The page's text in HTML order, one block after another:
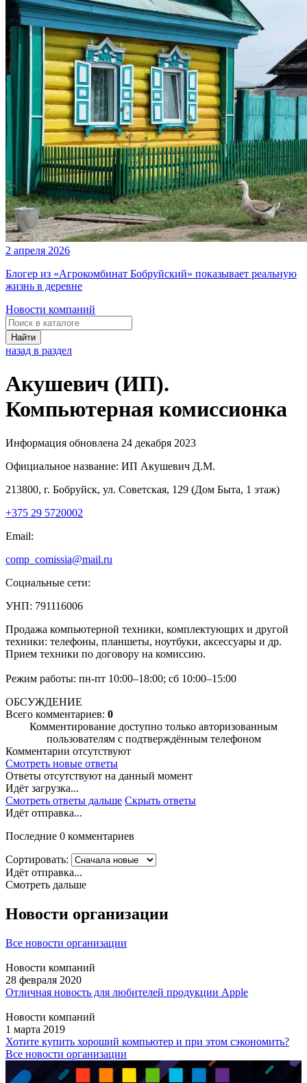
2 апреля 2026
Блогер из «Агрокомбинат Бобруйский» показывает реальную
жизнь в деревне
Новости компаний
Найти
назад в раздел
Акушевич (ИП).
Компьютерная комиссионка
Информация обновлена 24 декабря 2023
Официальное название: ИП Акушевич Д.М.
213800, г. Бобруйск, ул. Советская, 129 (Дом Быта, 1 этаж)
+375 29 5720002
Email:
comp_comissia@mail.ru
Социальные сети:
УНП: 791116006
Продажа компьютерной техники, комплектующих и другой
техники: телефоны, планшеты, ноутбуки, аксессуары и др.
Прием техники по договору на комиссию.
Режим работы: пн-пт 10:00–18:00; сб 10:00–15:00
ОБСУЖДЕНИЕ
Всего комментариев: 0
Комментирование доступно только авторизованным
пользователям с подтверждённым телефоном
Комментарии отсутствуют
Смотреть новые ответы
Ответы отсутствуют на данный момент
Идёт загрузка...
Смотреть ответы дальше Скрыть ответы
Идёт отправка...
Последние 0 комментариев
Сортировать:
Идёт отправка...
Смотреть дальше
Новости организации
Все новости организации
Новости компаний
28 февраля 2020
Отличная новость для любителей продукции Apple
Новости компаний
1 марта 2019
Хотите купить хороший компьютер и при этом сэкономить?
Все новости организации